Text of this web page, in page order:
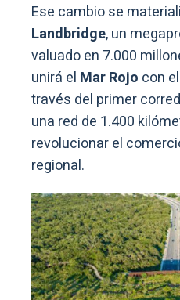
Ese cambio se
Landbridge, un
valuado en 7.000
unirá el Mar Rojo con el
través del primer
una red de 1.400
revolucionar el
regional.